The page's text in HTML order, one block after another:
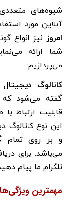
شیوه‌های
آنلاین مورد
امروز نیز انواع
شما ارائه
می‌پردازیم:
کاتالوگ دیجیتال PDF ؛
گفته می‌شود که
قابلیت ارتباط
و بر روی تمام
تلگرام ما پیام
مهمترین